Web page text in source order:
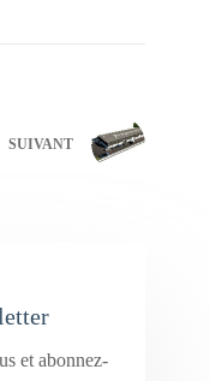
SUIVANT
et abonnez-